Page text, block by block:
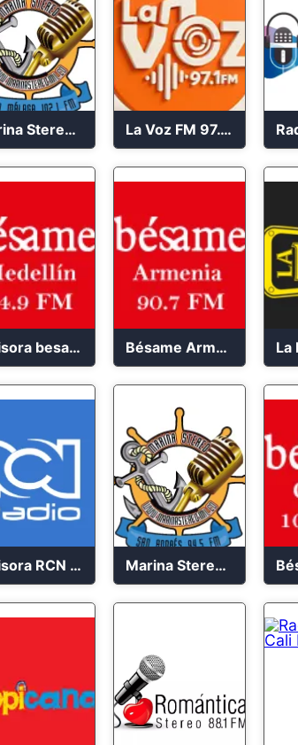
Marina Stereo 102.1 FM La Voz FM 97.1 Popayán en Vivo
Emisora besame medellín 2023 Bésame Armenia en vivo 2023
Emisora RCN Radio 93.9 FM Bogotá Marina Stereo San Andres 94.5 FM